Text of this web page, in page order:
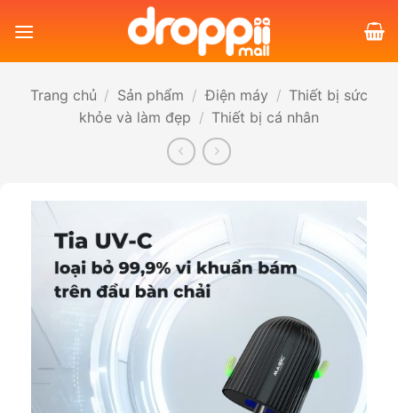
qua
Trang chủ / Sản phẩm / Điện máy / Thiết bị sức
khỏe và làm đẹp / Thiết bị cá nhân